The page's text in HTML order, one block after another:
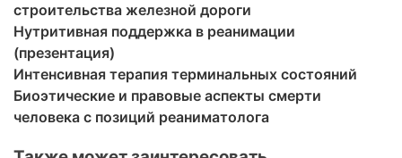
строительства железной дороги
Нутритивная поддержка в реанимации
(презентация)
Интенсивная терапия терминальных состояний
Биоэтические и правовые аспекты смерти
человека с позиций реаниматолога